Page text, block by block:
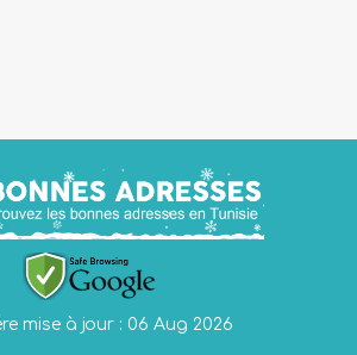
mise à jour : 06 Aug 2026